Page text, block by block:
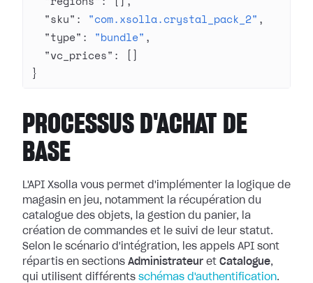
  "sku"
: "com.xsolla.crystal_pack_2" ,
  "type"
: "bundle" ,
  "vc_prices"
: []
}
PROCESSUS D'ACHAT DE
BASE
L'API Xsolla vous permet d'implémenter la logique de
magasin en jeu, notamment la récupération du
catalogue des objets, la gestion du panier, la
création de commandes et le suivi de leur statut.
Selon le scénario d'intégration, les appels API sont
répartis en sections Administrateur et Catalogue,
qui utilisent différents schémas d'authentification.